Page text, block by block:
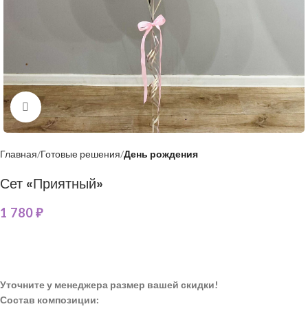
Нажмите, чтобы увеличить
Главная Готовые решения День рождения
Сет «Приятный»
1 780₽
Уточните у менеджера размер вашей скидки!
Состав композиции: